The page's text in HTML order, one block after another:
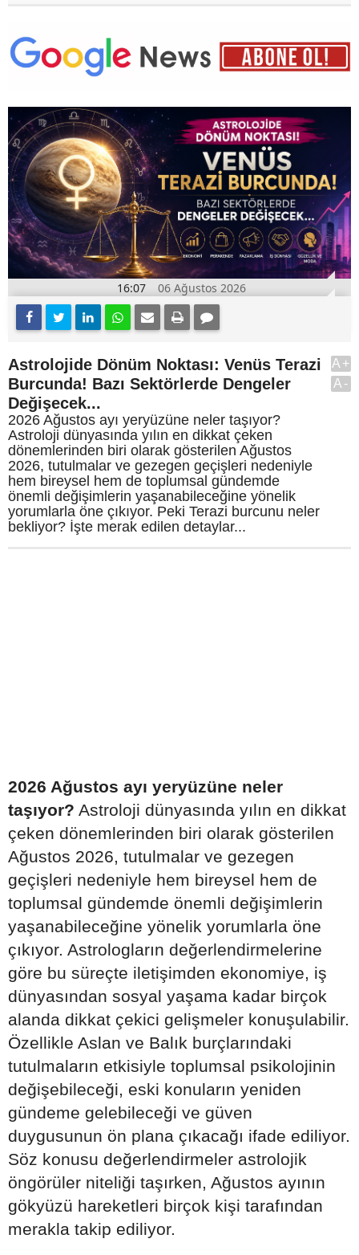
16:07 06 Ağustos 2026
Astrolojide Dönüm Noktası: Venüs Terazi
Burcunda! Bazı Sektörlerde Dengeler
Değişecek...
2026 Ağustos ayı yeryüzüne neler taşıyor?
Astroloji dünyasında yılın en dikkat çeken
dönemlerinden biri olarak gösterilen Ağustos
2026, tutulmalar ve gezegen geçişleri nedeniyle
hem bireysel hem de toplumsal gündemde
önemli değişimlerin yaşanabileceğine yönelik
yorumlarla öne çıkıyor. Peki Terazi burcunu neler
bekliyor? İşte merak edilen detaylar...
A+
A-
2026 Ağustos ayı yeryüzüne neler
taşıyor? Astroloji dünyasında yılın en dikkat
çeken dönemlerinden biri olarak gösterilen
Ağustos 2026, tutulmalar ve gezegen
geçişleri nedeniyle hem bireysel hem de
toplumsal gündemde önemli değişimlerin
yaşanabileceğine yönelik yorumlarla öne
çıkıyor. Astrologların değerlendirmelerine
göre bu süreçte iletişimden ekonomiye, iş
dünyasından sosyal yaşama kadar birçok
alanda dikkat çekici gelişmeler konuşulabilir.
Özellikle Aslan ve Balık burçlarındaki
tutulmaların etkisiyle toplumsal psikolojinin
değişebileceği, eski konuların yeniden
gündeme gelebileceği ve güven
duygusunun ön plana çıkacağı ifade ediliyor.
Söz konusu değerlendirmeler astrolojik
öngörüler niteliği taşırken, Ağustos ayının
gökyüzü hareketleri birçok kişi tarafından
merakla takip ediliyor.